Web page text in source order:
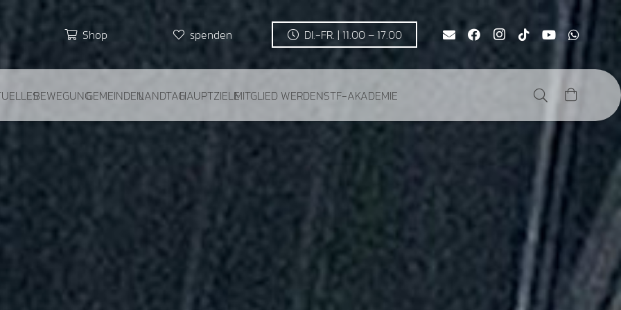
Shop spenden DI.-FR. | 11.00 – 17.00
BEWEGUNGGEMEINDENLANDTAGHAUPTZIELEMITGLIED WERDENSTF-AKADEMIE